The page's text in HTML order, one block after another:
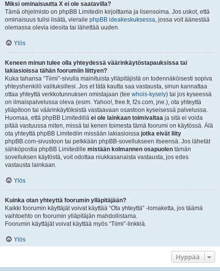
Miksi ominaisuutta X ei ole saatavilla?
Tämä ohjelmisto on phpBB Limitedin kirjoittama ja lisensoima. Jos uskot, että
ominaisuus tulisi lisätä, vieraile phpBB ideakeskuksessa, jossa voit äänestää
olemassa olevia ideoita tai lähettää uuden.
Ylös
Keneen minun tulee olla yhteydessä väärinkäytöstapauksissa tai
lakiasioissa tähän foorumiin liittyen?
Kuka tahansa “Tiimi”-sivulla mainituista ylläpitäjistä on todennäköisesti sopiva
yhteyshenkilö valituksillesi. Jos et tätä kautta saa vastausta, sinun kannattaa
ottaa yhteyttä verkkotunnuksen omistajaan (tee whois-kysely) tai jos kyseessä
on ilmaispalvelussa oleva (esim. Yahoo!, free.fr, f2s.com, jne.), ota yhteyttä
ylläpitoon tai väärinkäytöksistä vastaavaan osastoon kyseisessä palvelussa.
Huomaa, että phpBB Limitedillä ei ole lainkaan toimivaltaa ja sitä ei voida
pitää vastuussa miten, missä tai kenen toimesta tämä foorumi on käytössä. Älä
ota yhteyttä phpBB Limitediin missään lakiasioissa jotka eivät liity
phpBB.com-sivustoon tai pelkkään phpBB-sovellukseen itseensä. Jos lähetät
sähköpostia phpBB Limitedille mistään kolmannen osapuolen tämän
sovelluksen käytöstä, voit odottaa niukkasanaista vastausta, jos edes
vastausta lainkaan.
Ylös
Kuinka otan yhteyttä foorumin ylläpitäjään?
Kaikki foorumin käyttäjät voivat käyttää “Ota yhteyttä” -lomaketta, jos täämä
vaihtoehto on foorumin ylläpitäjän mahdollistama.
Foorumin käyttäjät voivat käyttää myös “Tiimi”-linkkiä.
Ylös
Hyppää